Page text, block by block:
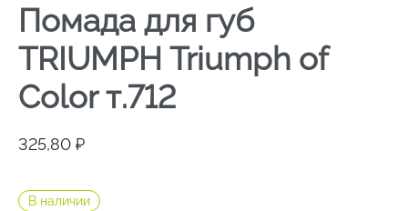
Помада для губ
TRIUMPH Triumph of
Color т.712
325,80 ₽
В наличии